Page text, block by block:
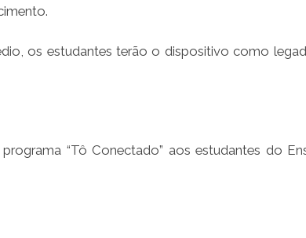
os estudantes terão o dispositivo como
“Tô Conectado” aos estudantes do